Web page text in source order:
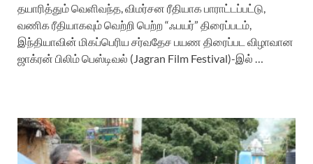
தயாரித்தும் வெளிவந்த, விமர்சன ரீதியாக பாராட்டப்பட்டு,
வணிக ரீதியாகவும் வெற்றி பெற்ற “ஃபயர்” திரைப்படம்,
இந்தியாவின் மிகப்பெரிய சர்வதேச பயண திரைப்பட விழாவான
ஜாக்ரன் பிலிம் பெஸ்டிவல் (Jagran Film Festival)-இல் …